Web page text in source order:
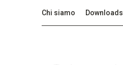
Chi siamo Downloads